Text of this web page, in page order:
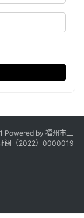
Powered by 福州市三
闽（2022）0000019